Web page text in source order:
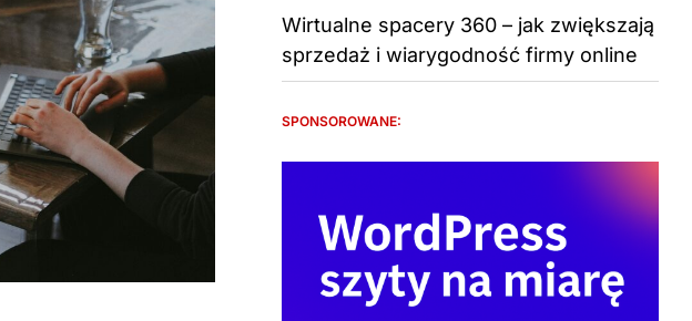
Wirtualne spacery 360 – jak zwiększają
sprzedaż i wiarygodność firmy online
SPONSOROWANE: